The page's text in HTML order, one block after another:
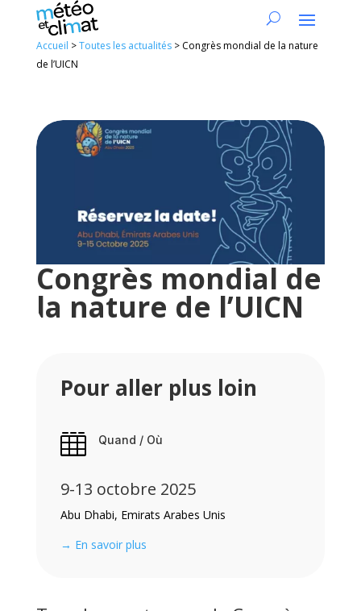
Accueil >Toutes les actualités> Congrès mondial de la nature
de l’UICN
Congrès mondial de
la nature de l’UICN
Pour aller plus loin
 Quand / Où
9-13 octobre 2025
Abu Dhabi, Emirats Arabes Unis
→ En savoir plus